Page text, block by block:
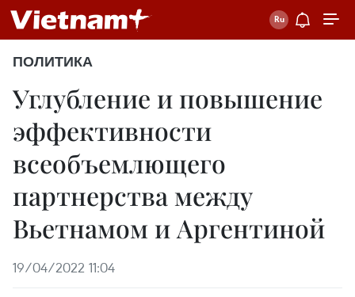
ПОЛИТИКА
Углубление и повышение
эффективности
всеобъемлющего
партнерства между
Вьетнамом и Аргентиной
19/04/2022 11:04